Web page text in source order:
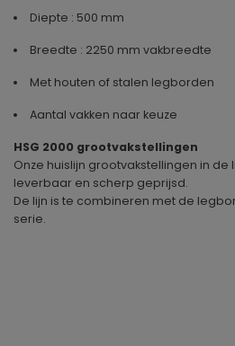
Diepte : 500 mm
Breedte : 2250 mm vakbreedte
Met houten of stalen legborden
Aantal vakken naar keuze
HSG 2000 grootvakstellingen
Onze huislijn grootvakstellingen in de
leverbaar en scherp geprijsd.
De lijn is te combineren met de
serie.